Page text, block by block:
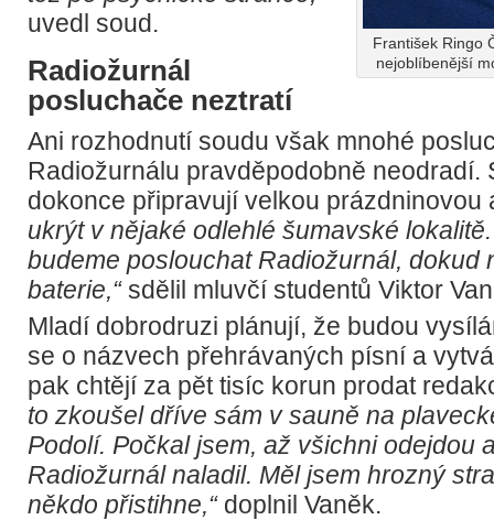
František Ringo
nejoblíbenější
uvedl soud.
Radiožurnál
posluchače neztratí
Ani rozhodnutí soudu však mnohé
Radiožurnálu pravděpodobně neodradí.
dokonce připravují velkou prázdninovou
ukrýt v nějaké odlehlé šumavské
budeme poslouchat Radiožurnál, dokud
baterie,“sdělil mluvčí studentů Viktor
Mladí dobrodruzi plánují, že budou
se o názvech přehrávaných písní a
pak chtějí za pět tisíc korun prodat
to zkoušel dříve sám v sauně na
Podolí. Počkal jsem, až všichni odejdou
Radiožurnál naladil. Měl jsem hrozný
někdo přistihne,“doplnil Vaněk.